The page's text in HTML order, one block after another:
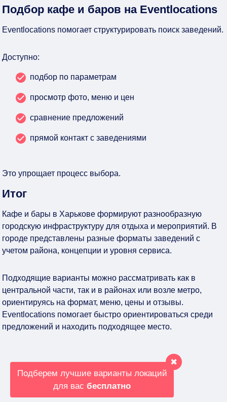
Подбор кафе и баров на Eventlocations
Eventlocations помогает структурировать поиск заведений.
Доступно:
подбор по параметрам
просмотр фото, меню и цен
сравнение предложений
прямой контакт с заведениями
Это упрощает процесс выбора.
Итог
Кафе и бары в Харькове формируют разнообразную
городскую инфраструктуру для отдыха и мероприятий. В
городе представлены разные форматы заведений с
учетом района, концепции и уровня сервиса.
Подходящие варианты можно рассматривать как в
центральной части, так и в районах или возле метро,
ориентируясь на формат, меню, цены и отзывы.
Eventlocations помогает быстро ориентироваться среди
предложений и находить подходящее место.
Подберем лучшие варианты локаций
для вас бесплатно
✖